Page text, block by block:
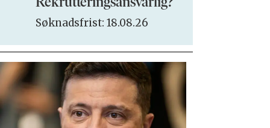
Rekrutteringsansvarlig?
Søknadsfrist: 18.08.26